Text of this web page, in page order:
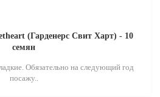
(Гарденерс Свит Харт) - 10
семян
Обязательно на следующий год
посажу..